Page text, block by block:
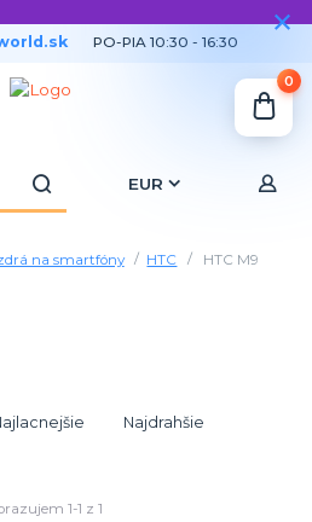
EUR
PO-PIA 10:30 - 16:30
0
na smartfóny HTC HTC M9
Najdrahšie
1-1 z 1